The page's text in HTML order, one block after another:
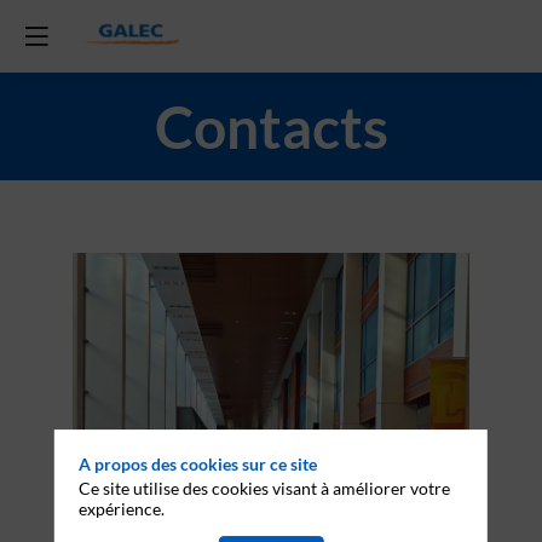
Contacts
A propos des cookies sur ce site
Ce site utilise des cookies visant à améliorer votre
expérience.